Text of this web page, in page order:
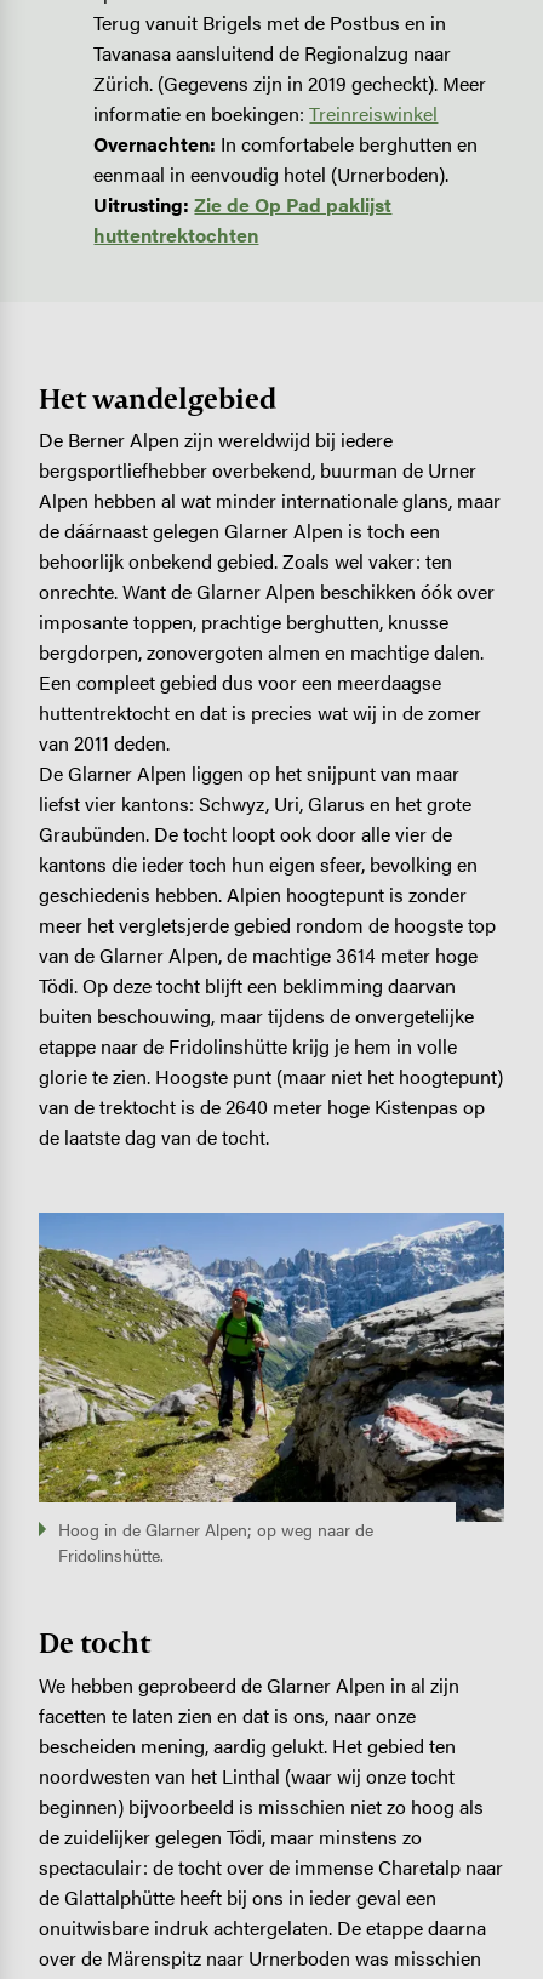
Terug vanuit Brigels met de Postbus en in
Tavanasa aansluitend de Regionalzug naar
Zürich. (Gegevens zijn in 2019 gecheckt). Meer
informatie en boekingen:Treinreiswinkel
Overnachten: In comfortabele berghutten en
eenmaal in eenvoudig hotel (Urnerboden).
Uitrusting:Zie de Op Pad paklijst
huttentrektochten
Het wandelgebied
De Berner Alpen zijn wereldwijd bij iedere
bergsportliefhebber overbekend, buurman de Urner
Alpen hebben al wat minder internationale glans, maar
de dáárnaast gelegen Glarner Alpen is toch een
behoorlijk onbekend gebied. Zoals wel vaker: ten
onrechte. Want de Glarner Alpen beschikken óók over
imposante toppen, prachtige berghutten, knusse
bergdorpen, zonovergoten almen en machtige dalen.
Een compleet gebied dus voor een meerdaagse
huttentrektocht en dat is precies wat wij in de zomer
van 2011 deden.
De Glarner Alpen liggen op het snijpunt van maar
liefst vier kantons: Schwyz, Uri, Glarus en het grote
Graubünden. De tocht loopt ook door alle vier de
kantons die ieder toch hun eigen sfeer, bevolking en
geschiedenis hebben. Alpien hoogtepunt is zonder
meer het vergletsjerde gebied rondom de hoogste top
van de Glarner Alpen, de machtige 3614 meter hoge
Tödi. Op deze tocht blijft een beklimming daarvan
buiten beschouwing, maar tijdens de onvergetelijke
etappe naar de Fridolinshütte krijg je hem in volle
glorie te zien. Hoogste punt (maar niet het hoogtepunt)
van de trektocht is de 2640 meter hoge Kistenpas op
de laatste dag van de tocht.
Hoog in de Glarner Alpen; op weg naar de
Fridolinshütte.
De tocht
We hebben geprobeerd de Glarner Alpen in al zijn
facetten te laten zien en dat is ons, naar onze
bescheiden mening, aardig gelukt. Het gebied ten
noordwesten van het Linthal (waar wij onze tocht
beginnen) bijvoorbeeld is misschien niet zo hoog als
de zuidelijker gelegen Tödi, maar minstens zo
spectaculair: de tocht over de immense Charetalp naar
de Glattalphütte heeft bij ons in ieder geval een
onuitwisbare indruk achtergelaten. De etappe daarna
over de Märenspitz naar Urnerboden was misschien